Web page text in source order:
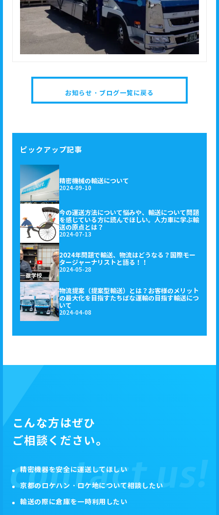
ピックアップ記事
精密機械の輸送について
2024-09-10
今の運送方法について悩みや、輸送について問題
を感じている方に読んでほしい。人力車に学ぶ輸
送の原点とは？
2024-07-13
2024年問題で輸送、物流はどうなる？国際モー
タージャーナリストと語る！！
2024-05-28
物流提案（提案型輸送）とは？お客様のメリット
の最大化を目指すたちばな運輸の目指す輸送につ
いて
2024-04-08
お知らせ・ブログ一覧に戻る
こんな方はぜひ
ご相談ください。
精密機器を安全に運送してほしい
京都のロケハン・ロケ地について相談したい
輸送の際に倉庫を一時利用したい